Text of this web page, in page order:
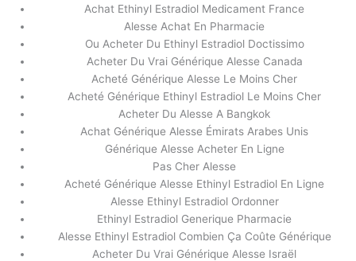
Achat Ethinyl Estradiol Medicament France
Alesse Achat En Pharmacie
Ou Acheter Du Ethinyl Estradiol Doctissimo
Acheter Du Vrai Générique Alesse Canada
Acheté Générique Alesse Le Moins Cher
Acheté Générique Ethinyl Estradiol Le Moins Cher
Acheter Du Alesse A Bangkok
Achat Générique Alesse Émirats Arabes Unis
Générique Alesse Acheter En Ligne
Pas Cher Alesse
Acheté Générique Alesse Ethinyl Estradiol En Ligne
Alesse Ethinyl Estradiol Ordonner
Ethinyl Estradiol Generique Pharmacie
Alesse Ethinyl Estradiol Combien Ça Coûte Générique
Acheter Du Vrai Générique Alesse Israël